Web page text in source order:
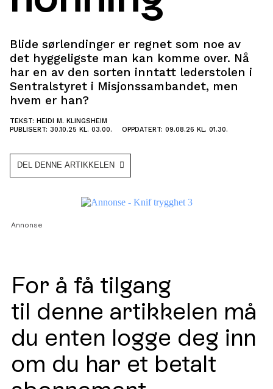
Blide sørlendinger er regnet som noe av
det hyggeligste man kan komme over. Nå
har en av den sorten inntatt lederstolen i
Sentralstyret i Misjonssambandet, men
hvem er han?
TEKST: HEIDI M. KLINGSHEIM
PUBLISERT: 30.10.25 KL. 03.00.
OPPDATERT: 09.08.26 KL. 01.30.
DEL DENNE ARTIKKELEN
Annonse
For å få tilgang
til denne artikkelen må
du enten logge deg inn
om du har et betalt